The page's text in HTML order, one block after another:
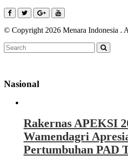
© Copyright 2026 Menara Indonesia .
Nasional
Rakernas APEKSI
Wamendagri
Pertumbuhan PAD